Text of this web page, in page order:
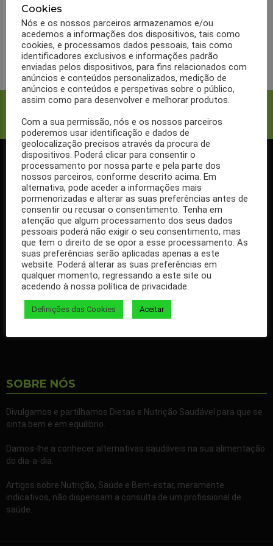
suas dúvidas
LER MAIS
SIGA-NOS NO FACEBOOK
Se ainda não segue a nossa página de Facebook, não espere mais!
Basta clicar no botão Seguir em cima.
Ao seguir a nossa página passa a receber gratuitamente os
nossos artigos no seu Facebook.
Partilhe também a nossa página com todos os seus familiares e
amigos.
SOBRE NÓS
Divulgamos e partilhamos Dietas e Nutrição Saudável para que se
sinta bem e em equilibrio.
Damos-lhe a conhecer alternativas saudáveis na sua alimentação
do dia-a-dia.
Artigos sobre Nutrição, Saúde e Bem-estar, meramente
indicativos, não dispensam a consulta de um profissional de
saúde.
Cookies
Nós e os nossos parceiros armazenamos e/ou
acedemos a informações dos dispositivos, tais como
cookies, e processamos dados pessoais, tais como
identificadores exclusivos e informações padrão
enviadas pelos dispositivos, para fins relacionados com
anúncios e conteúdos personalizados, medição de
anúncios e conteúdos e perspetivas sobre o público,
assim como para desenvolver e melhorar produtos.
Com a sua permissão, nós e os nossos parceiros
poderemos usar identificação e dados de
geolocalização precisos através da procura de
dispositivos. Poderá clicar para consentir o
processamento por nossa parte e pela parte dos
nossos parceiros, conforme descrito acima. Em
alternativa, pode aceder a informações mais
pormenorizadas e alterar as suas preferências antes de
consentir ou recusar o consentimento. Tenha em
atenção que algum processamento dos seus dados
pessoais poderá não exigir o seu consentimento, mas
que tem o direito de se opor a esse processamento. As
suas preferências serão aplicadas apenas a este
website. Poderá alterar as suas preferências em
qualquer momento, regressando a este site ou
acedendo à nossa política de privacidade.
Definições das Cookies Aceitar